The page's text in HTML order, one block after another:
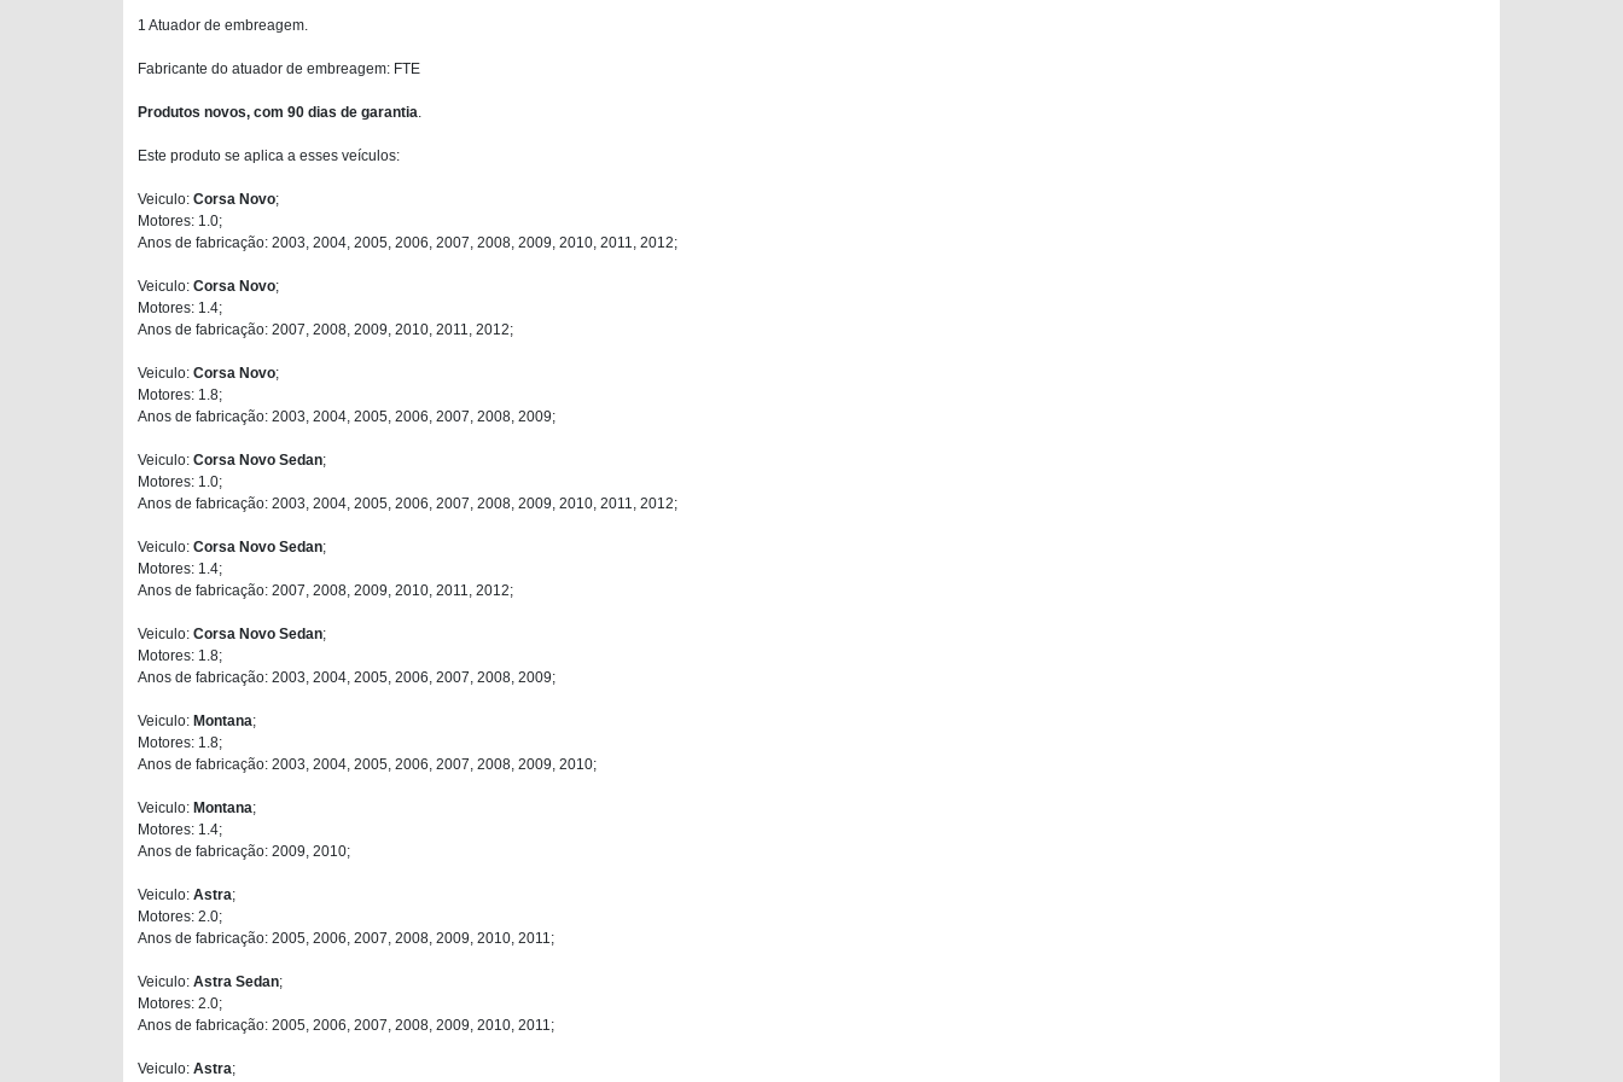
1 Atuador de embreagem.
Fabricante do atuador de embreagem: FTE
Produtos novos, com 90 dias de garantia.
Este produto se aplica a esses veículos:
Veiculo: Corsa Novo;
Motores: 1.0;
Anos de fabricação: 2003, 2004, 2005, 2006, 2007, 2008, 2009, 2010, 2011, 2012;
Veiculo: Corsa Novo;
Motores: 1.4;
Anos de fabricação: 2007, 2008, 2009, 2010, 2011, 2012;
Veiculo: Corsa Novo;
Motores: 1.8;
Anos de fabricação: 2003, 2004, 2005, 2006, 2007, 2008, 2009;
Veiculo: Corsa Novo Sedan;
Motores: 1.0;
Anos de fabricação: 2003, 2004, 2005, 2006, 2007, 2008, 2009, 2010, 2011, 2012;
Veiculo: Corsa Novo Sedan;
Motores: 1.4;
Anos de fabricação: 2007, 2008, 2009, 2010, 2011, 2012;
Veiculo: Corsa Novo Sedan;
Motores: 1.8;
Anos de fabricação: 2003, 2004, 2005, 2006, 2007, 2008, 2009;
Veiculo: Montana;
Motores: 1.8;
Anos de fabricação: 2003, 2004, 2005, 2006, 2007, 2008, 2009, 2010;
Veiculo: Montana;
Motores: 1.4;
Anos de fabricação: 2009, 2010;
Veiculo: Astra;
Motores: 2.0;
Anos de fabricação: 2005, 2006, 2007, 2008, 2009, 2010, 2011;
Veiculo: Astra Sedan;
Motores: 2.0;
Anos de fabricação: 2005, 2006, 2007, 2008, 2009, 2010, 2011;
Veiculo: Astra;